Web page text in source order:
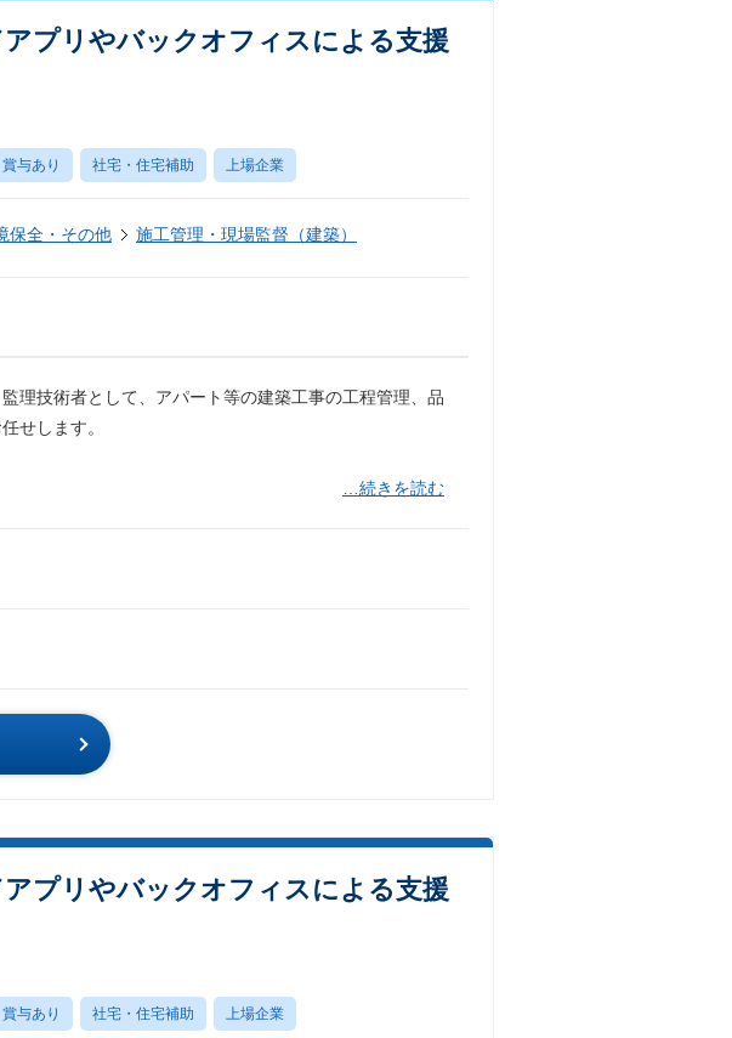
プリやバックオフィスによる支援
賞与あり 社宅・住宅補助 上場企業
保全・その他 施工管理・現場監督（建築）
理技術者として、アパート等の建築工事の工程管理、品
せします。
…続きを読む
プリやバックオフィスによる支援
賞与あり 社宅・住宅補助 上場企業